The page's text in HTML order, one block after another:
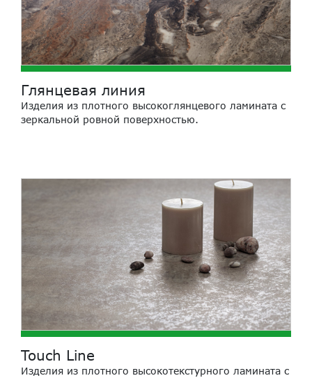
Глянцевая линия
Изделия из плотного высокоглянцевого ламината с
зеркальной ровной поверхностью.
Touch Line
Изделия из плотного высокотекстурного ламината с